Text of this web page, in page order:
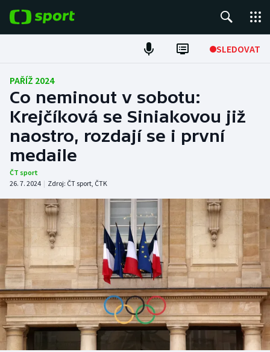
SLEDOVAT
Fotbal
Hokej
Tenis
Atletika
DALŠÍ SPORTY
Americký fotbal
Baseball a softbal
Basketbal
Biatlon
NEPŘEHLÉDNĚTE
Soutěže
Historické návraty
Aplikace ČT sport
PAŘÍŽ 2024
Co neminout v sobotu:
Krejčíková se Siniakovou již
naostro, rozdají se i první
medaile
ČT sport
26. 7. 2024 | Zdroj: ČT sport, ČTK